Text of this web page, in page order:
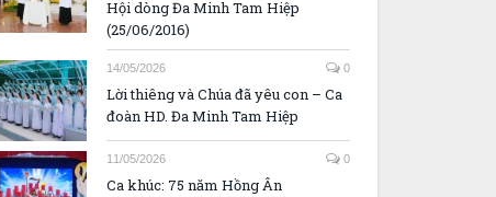
Hội dòng Đa Minh Tam Hiệp
(25/06/2016)
14/05/2026 0
Lời thiêng và Chúa đã yêu con – Ca
đoàn HD. Đa Minh Tam Hiệp
11/05/2026 0
Ca khúc: 75 năm Hồng Ân